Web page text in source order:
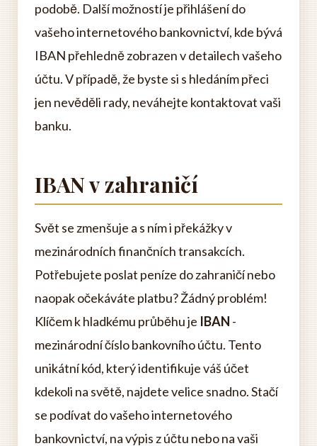
podobě. Další možností je přihlášení do
vašeho internetového bankovnictví, kde bývá
IBAN přehledně zobrazen v detailech vašeho
účtu. V případě, že byste si s hledáním přeci
jen nevěděli rady, neváhejte kontaktovat vaši
banku.
IBAN v zahraničí
Svět se zmenšuje a s ním i překážky v
mezinárodních finančních transakcích.
Potřebujete poslat peníze do zahraničí nebo
naopak očekáváte platbu? Žádný problém!
Klíčem k hladkému průběhu je IBAN -
mezinárodní číslo bankovního účtu. Tento
unikátní kód, který identifikuje váš účet
kdekoli na světě, najdete velice snadno. Stačí
se podívat do vašeho internetového
bankovnictví, na výpis z účtu nebo na vaši